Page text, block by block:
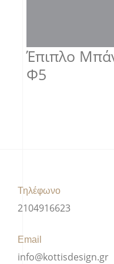
Έπιπλο
Φ5
Τηλέφωνο
2104916623
Email
info@kottisdesign.gr